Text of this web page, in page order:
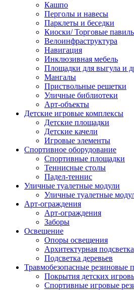
Кашпо
Перголы и навесы
Парклеты и беседки
Киоски/ Торговые
Велоинфраструктура
Навигация
Инклюзивная мебель
Площадки для выгула и
Мангалы
Приствольные решетки
Уличные библиотеки
Арт-объекты
Детские игровые комплексы
Детские площадки
Детские качели
Игровые элементы
Спортивное оборудование
Спортивные площадки
Теннисные столы
Падел-теннис
Уличные туалетные модули
Уличные туалетные
Арт-ограждения
Арт-ограждения
Заборы
Освещение
Опоры освещения
Архитектурная подсветка
Подсветка деревьев
Травмобезопасные резиновые
Покрытия детских
Спортивные игровые